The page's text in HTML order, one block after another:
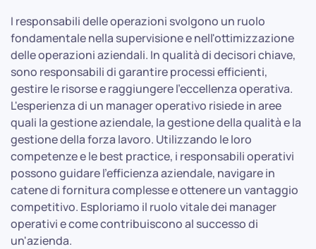
I responsabili delle operazioni svolgono un ruolo
fondamentale nella supervisione e nell'ottimizzazione
delle operazioni aziendali. In qualità di decisori chiave,
sono responsabili di garantire processi efficienti,
gestire le risorse e raggiungere l'eccellenza operativa.
L'esperienza di un manager operativo risiede in aree
quali la gestione aziendale, la gestione della qualità e la
gestione della forza lavoro. Utilizzando le loro
competenze e le best practice, i responsabili operativi
possono guidare l'efficienza aziendale, navigare in
catene di fornitura complesse e ottenere un vantaggio
competitivo. Esploriamo il ruolo vitale dei manager
operativi e come contribuiscono al successo di
un'azienda.